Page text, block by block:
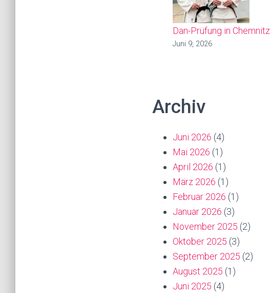
Dan-Prüfung in Chemnitz
Juni 9, 2026
Archiv
Juni 2026 (4)
Mai 2026 (1)
April 2026 (1)
März 2026 (1)
Februar 2026 (1)
Januar 2026 (3)
November 2025 (2)
Oktober 2025 (3)
September 2025 (2)
August 2025 (1)
Juni 2025 (4)